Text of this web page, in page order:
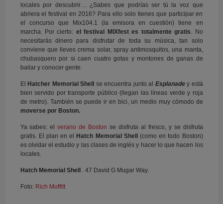
locales por descubrir… ¿Sabes que podrías ser tú la voz que
abriera el festival en 2016? Para ello solo tienes que participar en
el concurso que Mix104.1 (la emisora en cuestión) tiene en
marcha. Por cierto: el festival MIXfest es totalmente gratis . No
necesitarás dinero para disfrutar de toda su música, tan solo
conviene que lleves crema solar, spray antimosquitos, una manta,
chubasquero por si caen cuatro gotas y montones de ganas de
bailar y conocer gente.
El Hatcher Memorial Shell se encuentra junto al Esplanadey está
bien servido por transporte público (llegan las líneas verde y roja
de metro). También se puede ir en bici, un medio muy cómodo de
moverse por Boston.
Ya sabes: elverano de Boston se disfruta al fresco, y se disfruta
gratis. El plan en el Hatch Memorial Shell (como en todo Boston)
es olvidar el estudio y las clases de inglés y hacer lo que hacen los
locales.
Hatch Memorial Shell. 47 David G Mugar Way.
Foto: Rich Moffitt